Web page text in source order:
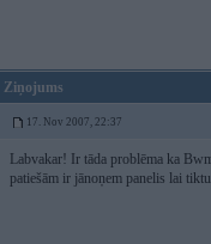
Ziņojums
17. Nov 2007, 22:37
Labvakar! Ir tāda problēma ka
patiešām ir jānoņem panelis lai